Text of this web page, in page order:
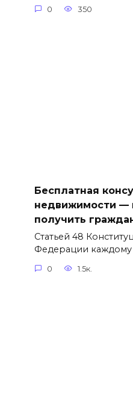
0 350
Бесплатная
недвижимости —
получить
Статьей 48
Федерации каждому
0 1.5к.